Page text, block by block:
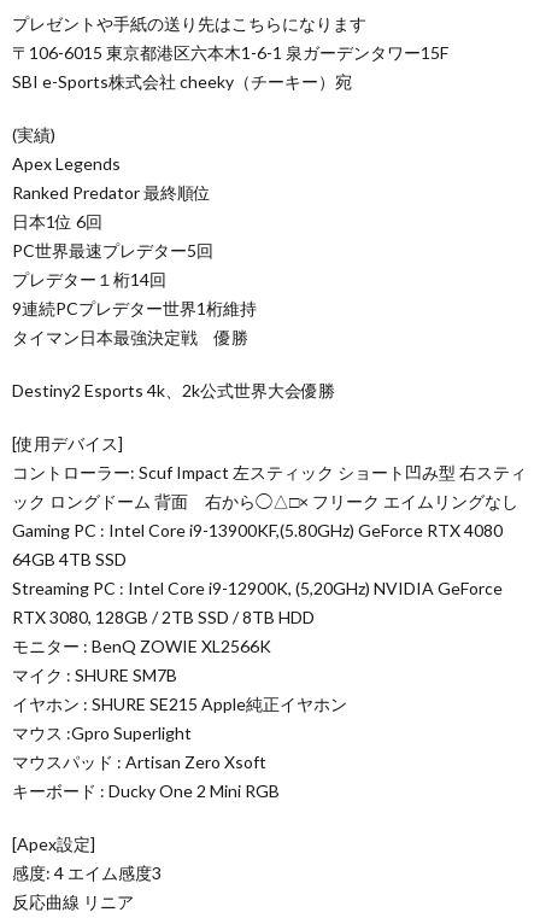
プレゼントや手紙の送り先はこちらになります
〒106-6015 東京都港区六本木1-6-1 泉ガーデンタワー15F
SBI e-Sports株式会社 cheeky（チーキー）宛
(実績)
Apex Legends
Ranked Predator 最終順位
日本1位 6回
PC世界最速プレデター5回
プレデター１桁14回
9連続PCプレデター世界1桁維持
タイマン日本最強決定戦 優勝
Destiny2 Esports 4k、2k公式世界大会優勝
[使用デバイス]
コントローラー: Scuf Impact 左スティック ショート凹み型 右スティ
ック ロングドーム 背面 右から◯△□× フリーク エイムリングなし
Gaming PC : Intel Core i9-13900KF,(5.80GHz) GeForce RTX 4080
64GB 4TB SSD
Streaming PC : Intel Core i9-12900K, (5,20GHz) NVIDIA GeForce
RTX 3080, 128GB / 2TB SSD / 8TB HDD
モニター : BenQ ZOWIE XL2566K
マイク : SHURE SM7B
イヤホン : SHURE SE215 Apple純正イヤホン
マウス :Gpro Superlight
マウスパッド : Artisan Zero Xsoft
キーボード : Ducky One 2 Mini RGB
[Apex設定]
感度: 4 エイム感度3
反応曲線 リニア